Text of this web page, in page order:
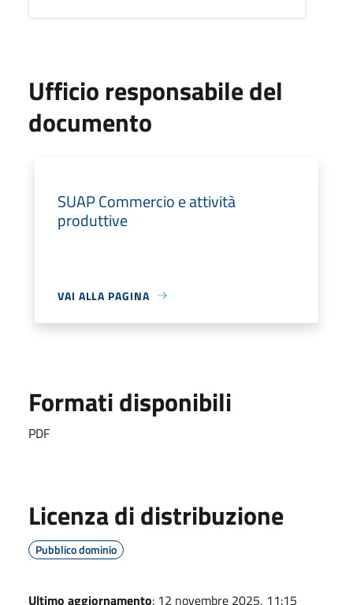
Ufficio responsabile del
documento
SUAP Commercio e attività
produttive
VAI ALLA PAGINA
Formati disponibili
PDF
Licenza di distribuzione
Pubblico dominio
Ultimo aggiornamento: 12 novembre 2025, 11:15